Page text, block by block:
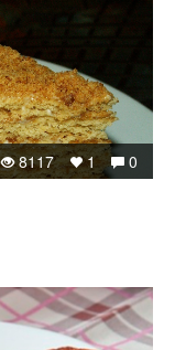
0
1
8117